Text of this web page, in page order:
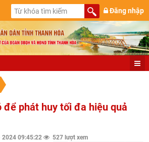
Đăng nhập
để phát huy tối đa hiệu quả
2024 09:45:22 527 lượt xem